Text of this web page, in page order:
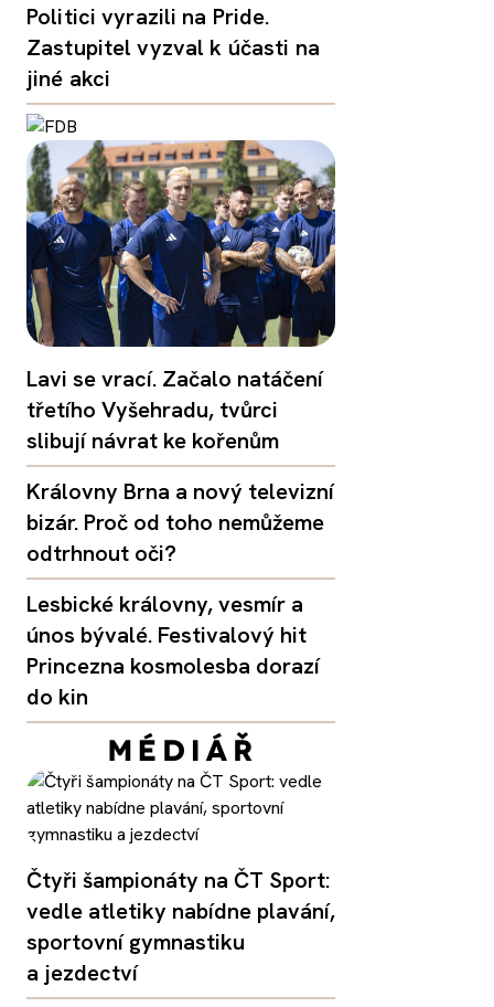
Politici vyrazili na Pride.
Zastupitel vyzval k účasti na
jiné akci
Lavi se vrací. Začalo natáčení
třetího Vyšehradu, tvůrci
slibují návrat ke kořenům
Královny Brna a nový televizní
bizár. Proč od toho nemůžeme
odtrhnout oči?
Lesbické královny, vesmír a
únos bývalé. Festivalový hit
Princezna kosmolesba dorazí
do kin
Čtyři šampionáty na ČT Sport:
vedle atletiky nabídne plavání,
sportovní gymnastiku
a jezdectví